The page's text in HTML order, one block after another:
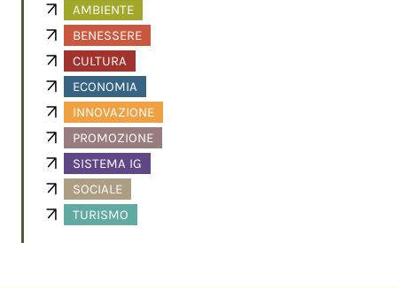
AMBIENTE
BENESSERE
CULTURA
ECONOMIA
INNOVAZIONE
PROMOZIONE
SISTEMA IG
SOCIALE
TURISMO